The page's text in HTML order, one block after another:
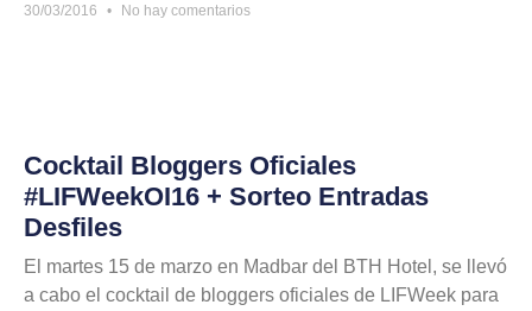
30/03/2016 No hay comentarios
Cocktail Bloggers Oficiales
#LIFWeekOI16 + Sorteo Entradas
Desfiles
El martes 15 de marzo en Madbar del BTH Hotel, se llevó
a cabo el cocktail de bloggers oficiales de LIFWeek para